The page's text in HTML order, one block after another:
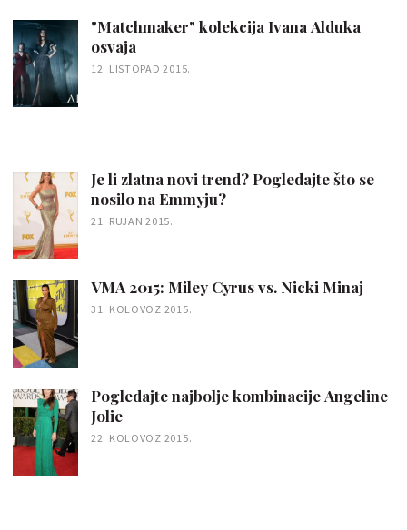
"Matchmaker" kolekcija Ivana Alduka
osvaja
12. LISTOPAD 2015.
Je li zlatna novi trend? Pogledajte što se
nosilo na Emmyju?
21. RUJAN 2015.
VMA 2015: Miley Cyrus vs. Nicki Minaj
31. KOLOVOZ 2015.
Pogledajte najbolje kombinacije Angeline
Jolie
22. KOLOVOZ 2015.